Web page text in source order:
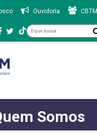
Ouvidoria
Somos